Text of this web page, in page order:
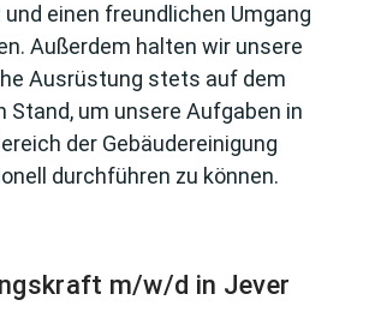
einen freundlichen Umgang
Außerdem halten wir unsere
Ausrüstung stets auf dem
Stand, um unsere Aufgaben in
der Gebäudereinigung
durchführen zu können.
m/w/d in Jever